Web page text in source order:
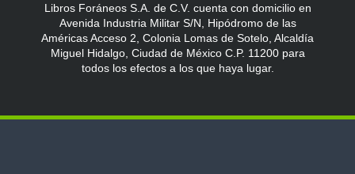
Libros Foráneos S.A. de C.V. cuenta con domicilio en
Avenida Industria Militar S/N, Hipódromo de las
Américas Acceso 2, Colonia Lomas de Sotelo, Alcaldía
Miguel Hidalgo, Ciudad de México C.P. 11200 para
todos los efectos a los que haya lugar.